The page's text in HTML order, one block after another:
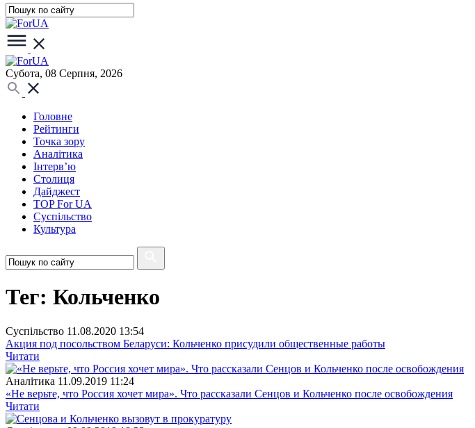
Субота, 08 Серпня, 2026
Головне
Рейтинги
Точка зору
Аналітика
Інтерв’ю
Столиця
Дайджест
TOP For UA
Суспiльство
Культура
Тег: Кольченко
Суспiльство 11.08.2020 13:54
Акция под посольством Беларуси: Кольченко присудили общественные работы
Читати
Аналітика 11.09.2019 11:24
«Не верьте, что Россия хочет мира». Что рассказали Сенцов и Кольченко после освобождения
Читати